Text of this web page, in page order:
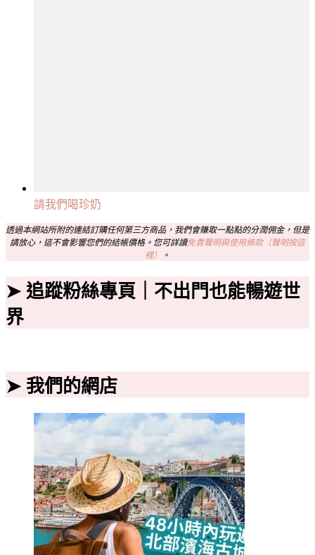
請我們喝珍奶
透過本網站所附的連結訂購任何第三方商品，我們會賺取一點點的分潤佣金，但是
請放心，這不會影響您們的結帳價格。您可詳讀免責聲明與使用條款（聲明按這
裡）
。
➤ 追蹤粉絲專頁｜不出門也能暢遊世
界
➤ 我們的網店